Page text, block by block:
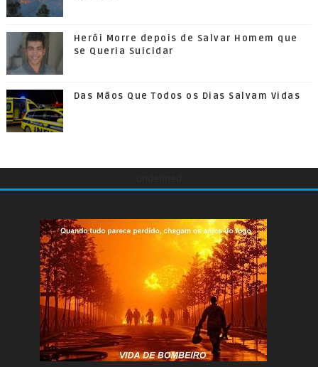
Herói Morre depois de Salvar Homem que
se Queria Suicidar
Das Mãos Que Todos os Dias Salvam Vidas